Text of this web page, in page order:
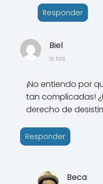
Responder
Biel
a las
¡No entiendo por
tan complicadas!
derecho de
Responder
Beca